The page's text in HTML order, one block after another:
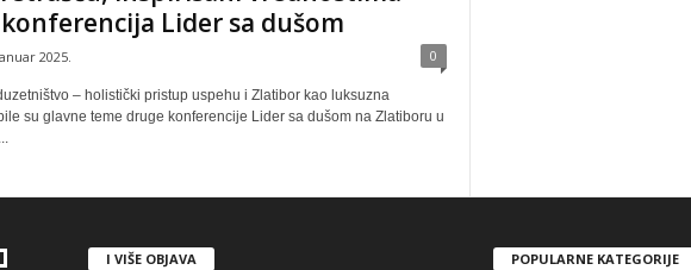
Lider sa dušom
2025. 0
– holistički pristup uspehu i Zlatibor kao luksuzna
su glavne teme druge konferencije Lider sa dušom na Zlatiboru u
I VIŠE OBJAVA POPULARNE KATEGORIJE